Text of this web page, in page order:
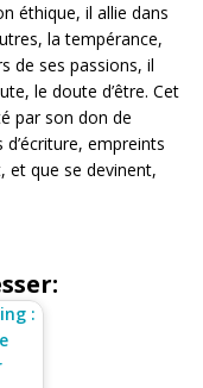
éthique, il allie dans
la tempérance,
de ses passions, il
le doute d’être. Cet
par son don de
d’écriture, empreints
et que se devinent,